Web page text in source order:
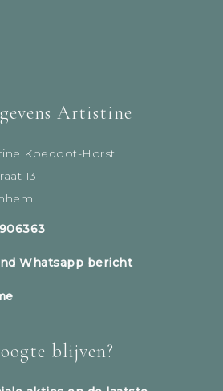
Artistine
Koedoot-Horst
13
Whatsapp bericht
blijven?